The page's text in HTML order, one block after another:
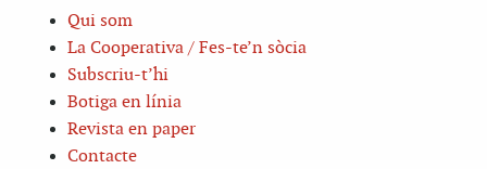
Qui som
La Cooperativa / Fes-te’n sòcia
Subscriu-t’hi
Botiga en línia
Revista en paper
Contacte